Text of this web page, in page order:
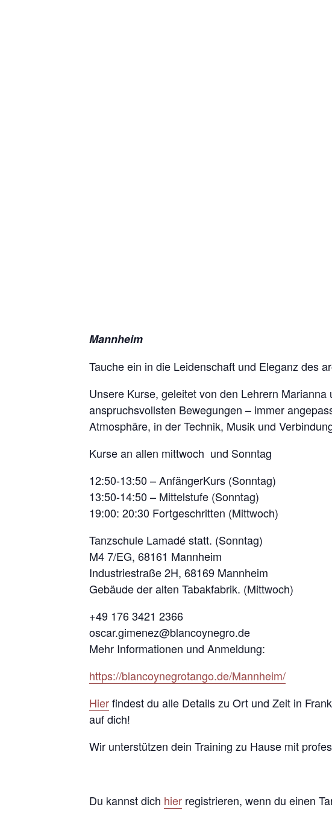
Mannheim
Tauche ein in die Leidenschaft und Eleganz des
Unsere Kurse, geleitet von den Lehrern
anspruchsvollsten Bewegungen – immer
Atmosphäre, in der Technik, Musik und
Kurse an allen mittwoch und Sonntag
12:50-13:50 – AnfängerKurs (Sonntag)
13:50-14:50 – Mittelstufe (Sonntag)
19:00: 20:30 Fortgeschritten (Mittwoch)
Tanzschule Lamadé statt. (Sonntag)
M4 7/EG, 68161 Mannheim
Industriestraße 2H, 68169 Mannheim
Gebäude der alten Tabakfabrik. (Mittwoch)
+49 176 3421 2366
oscar.gimenez@blancoynegro.de
Mehr Informationen und Anmeldung:
https://blancoynegrotango.de/Mannheim/
Hierfindest du alle Details zu Ort und Zeit in
auf dich!
Wir unterstützen dein Training zu Hause mit
Du kannst dich hier registrieren, wenn du einen